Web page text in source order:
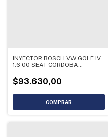
INYECTOR BOSCH VW GOLF IV
1.6 00 SEAT CORDOBA
$93.630,00